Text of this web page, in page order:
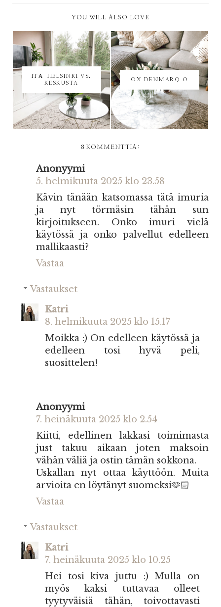
YOU WILL ALSO LOVE
ITÄ-HELSINKI VS.
KESKUSTA
OX DENMARQ O
8 KOMMENTTIA:
Anonyymi
5. helmikuuta 2025 klo 23.58
Kävin tänään katsomassa tätä imuria
ja nyt törmäsin tähän sun
kirjoitukseen. Onko imuri vielä
käytössä ja onko palvellut edelleen
mallikaasti?
Vastaa
Vastaukset
Katri
8. helmikuuta 2025 klo 15.17
Moikka :) On edelleen käytössä ja
edelleen tosi hyvä peli,
suosittelen!
Anonyymi
7. heinäkuuta 2025 klo 2.54
Kiitti, edellinen lakkasi toimimasta
just takuu aikaan joten maksoin
vähän väliä ja ostin tämän sokkona.
Uskallan nyt ottaa käyttöön. Muita
arvioita en löytänyt suomeksi🫶🏻
Vastaa
Vastaukset
Katri
7. heinäkuuta 2025 klo 10.25
Hei tosi kiva juttu :) Mulla on
myös kaksi tuttavaa olleet
tyytyväisiä tähän, toivottavasti